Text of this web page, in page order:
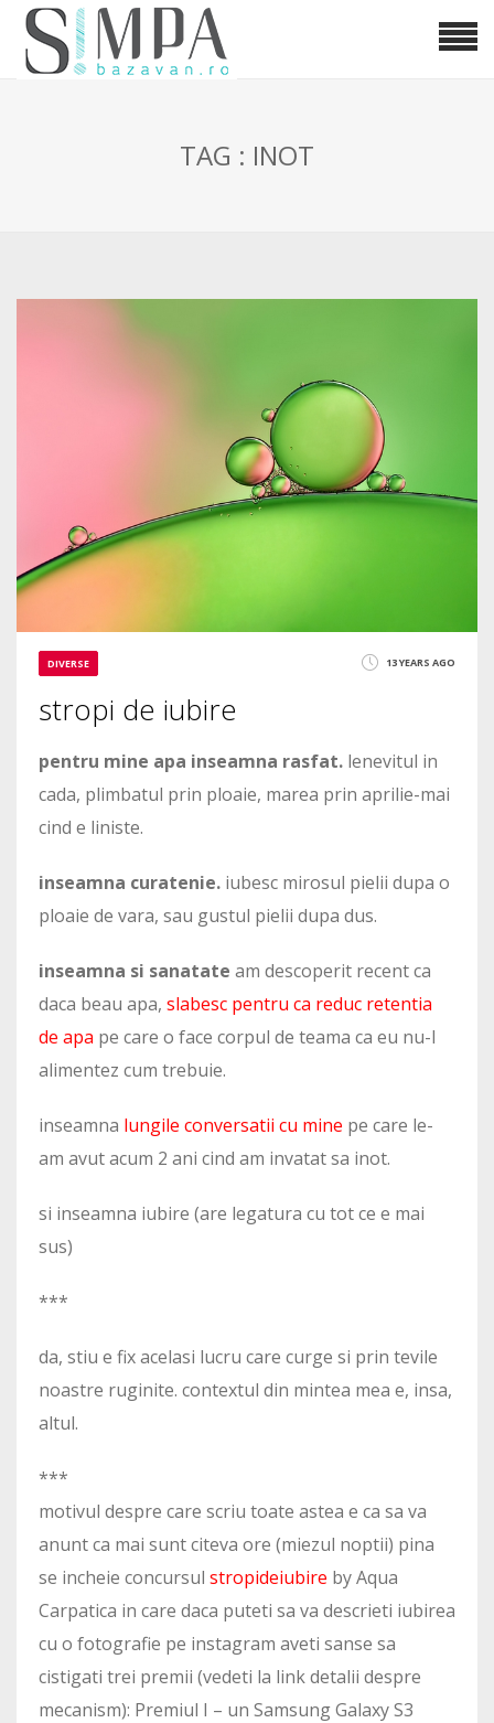
TAG : INOT
DIVERSE 13 YEARS AGO
stropi de iubire
pentru mine apa inseamna rasfat. lenevitul in
cada, plimbatul prin ploaie, marea prin aprilie-mai
cind e liniste.
inseamna curatenie. iubesc mirosul pielii dupa o
ploaie de vara, sau gustul pielii dupa dus.
inseamna si sanatate am descoperit recent ca
daca beau apa, slabesc pentru ca reduc retentia
de apa pe care o face corpul de teama ca eu nu-l
alimentez cum trebuie.
inseamna lungile conversatii cu mine pe care le-
am avut acum 2 ani cind am invatat sa inot.
si inseamna iubire (are legatura cu tot ce e mai
sus)
***
da, stiu e fix acelasi lucru care curge si prin tevile
noastre ruginite. contextul din mintea mea e, insa,
altul.
***
motivul despre care scriu toate astea e ca sa va
anunt ca mai sunt citeva ore (miezul noptii) pina
se incheie concursul stropideiubire by Aqua
Carpatica in care daca puteti sa va descrieti iubirea
cu o fotografie pe instagram aveti sanse sa
cistigati trei premii (vedeti la link detalii despre
mecanism): Premiul I – un Samsung Galaxy S3